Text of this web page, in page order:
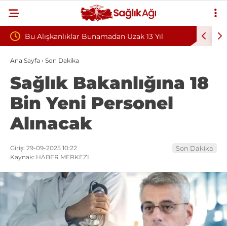
Uzak 13 Yıl Teşvik Ek Ödemede Düzenleme
Hastaneleri Genel Müdürü’ne
Ana Sayfa › Son Dakika
Sağlık Bakanlığına 18
Bin Yeni Personel
Alınacak
Giriş: 29-09-2025 10:22
Kaynak: HABER MERKEZI
Son Dakika